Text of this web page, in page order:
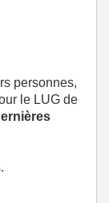
personnes,
le LUG de